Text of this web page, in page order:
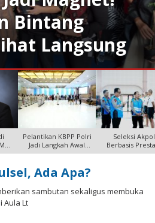
Bintang
Langsung
Pelantikan KBPP Polri
Jadi Langkah Awal
Menuj
Seleksi Akpol
Berbasis
Wakapolri So
Ada Apa?
sambutan sekaligus membuka
Aula Lt